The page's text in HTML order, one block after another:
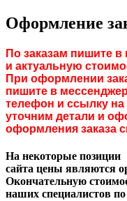
Оформление
По заказам пишите
и актуальную
При оформлении
пишите в
телефон и ссылку
уточним детали и
оформления заказа
На некоторые позиции
сайта цены являются
Окончательную
наших специалистов